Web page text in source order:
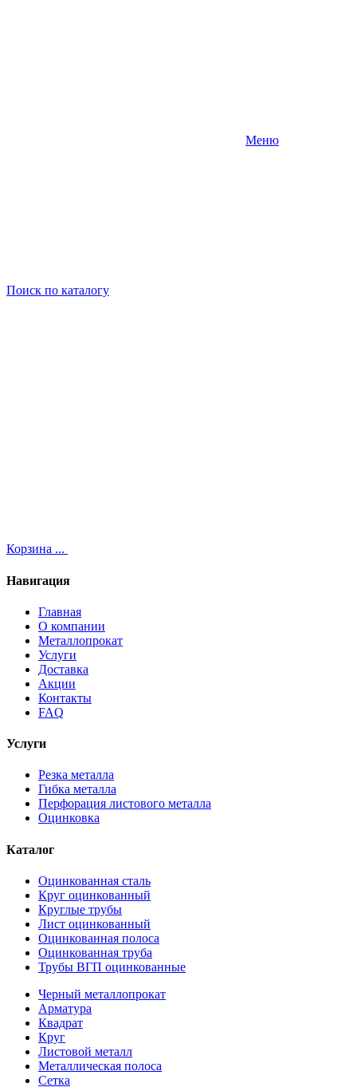
Меню
Поиск по каталогу
Корзина ...
Навигация
Главная
О компании
Металлопрокат
Услуги
Доставка
Акции
Контакты
FAQ
Услуги
Резка металла
Гибка металла
Перфорация листового металла
Оцинковка
Каталог
Оцинкованная сталь
Круг оцинкованный
Круглые трубы
Лист оцинкованный
Оцинкованная полоса
Оцинкованная труба
Трубы ВГП оцинкованные
Черный металлопрокат
Арматура
Квадрат
Круг
Листовой металл
Металлическая полоса
Сетка